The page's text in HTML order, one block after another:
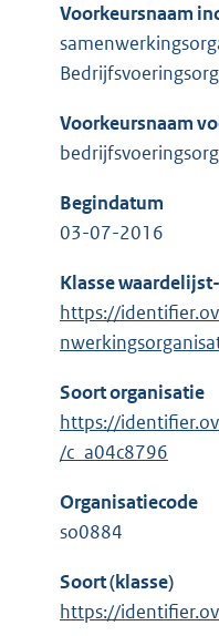
Voorkeursnaam
Voorkeursnaam
Begindatum
03-07-2016
Klasse
https://
Soort organisatie
https://
/c_a04c8796
Organisatiecode
so0884
Soort (klasse)
https://